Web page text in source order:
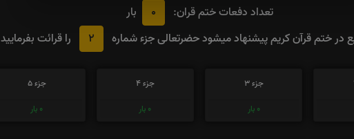
تعداد دفعات ختم قران: 0
بار
ختم قرآن کریم پیشنهاد میشود حضرتعالی جزء شماره
2 را قرائت بفرمایید
جزء 3
0 بار
جزء 4
0 بار
جزء 5
0 بار